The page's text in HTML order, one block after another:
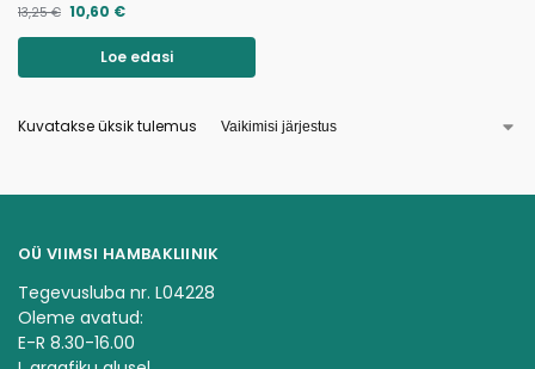
13,25€ 10,60 €
Loe edasi
Kuvatakse üksik tulemus
OÜ VIIMSI HAMBAKLIINIK
Tegevusluba nr. L04228
Oleme avatud:
E-R 8.30-16.00